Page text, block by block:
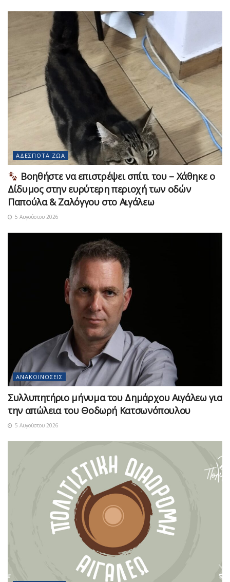
ΑΔΈΣΠΟΤΑ ΖΏΑ
Βοηθήστε να επιστρέψει σπίτι του – Χάθηκε ο
Δίδυμος στην ευρύτερη περιοχή των οδών
Παπούλα & Ζαλόγγου στο Αιγάλεω
5 Αυγούστου 2026
ΑΝΑΚΟΙΝΏΣΕΙΣ
Συλλυπητήριο μήνυμα του Δημάρχου Αιγάλεω για
την απώλεια του Θοδωρή Κατσωνόπουλου
5 Αυγούστου 2026